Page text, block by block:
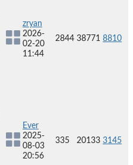
zryan
2026-
02-20
11:44
2844 38771 8810
Ever
2025-
08-03
20:56
335 20133 3145